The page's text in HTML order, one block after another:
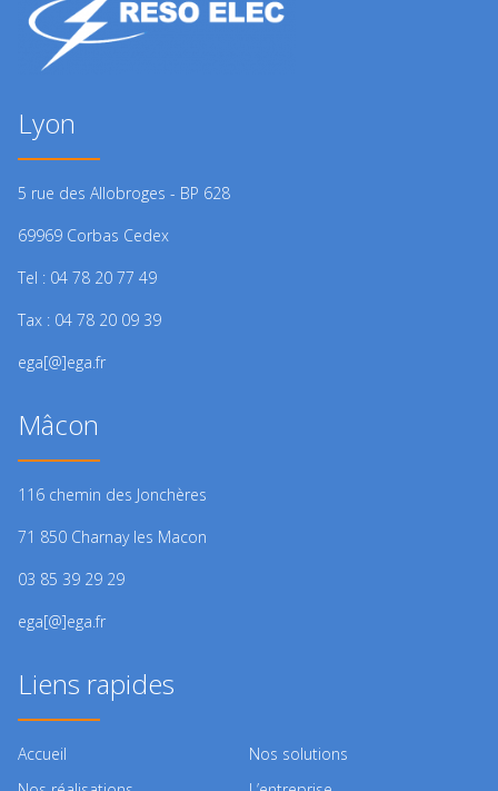
Lyon
5 rue des Allobroges - BP 628
69969 Corbas Cedex
Tel : 04 78 20 77 49
Tax : 04 78 20 09 39
ega[@]ega.fr
Mâcon
116 chemin des Jonchères
71 850 Charnay les Macon
03 85 39 29 29
ega[@]ega.fr
Liens rapides
Accueil
Nos solutions